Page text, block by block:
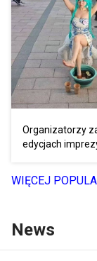
Organizatorzy
edycjach
WIĘCEJ
News